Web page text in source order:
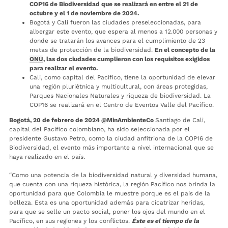
COP16 de Biodiversidad que se realizará en entre el 21 de
octubre y el 1 de noviembre de 2024.
Bogotá y Cali fueron las ciudades preseleccionadas, para
albergar este evento, que espera al menos a 12.000 personas y
donde se tratarán los avances para el cumplimiento de 23
metas de protección de la biodiversidad. En el concepto de la
ONU, las dos ciudades cumplieron con los requisitos exigidos
para realizar el evento.
Cali, como capital del Pacífico, tiene la oportunidad de elevar
una región pluriétnica y multicultural, con áreas protegidas,
Parques Nacionales Naturales y riqueza de biodiversidad. La
COP16 se realizará en el Centro de Eventos Valle del Pacífico.
Bogotá, 20 de febrero de 2024 @MinAmbienteCo Santiago de Cali,
capital del Pacífico colombiano, ha sido seleccionada por el
presidente Gustavo Petro, como la ciudad anfitriona de la COP16 de
Biodiversidad, el evento más importante a nivel internacional que se
haya realizado en el país.
“Como una potencia de la biodiversidad natural y diversidad humana,
que cuenta con una riqueza histórica, la región Pacífico nos brinda la
oportunidad para que Colombia le muestre porque es el país de la
belleza. Esta es una oportunidad además para cicatrizar heridas,
para que se selle un pacto social, poner los ojos del mundo en el
Pacífico, en sus regiones y los conflictos. Éste es el tiempo de la